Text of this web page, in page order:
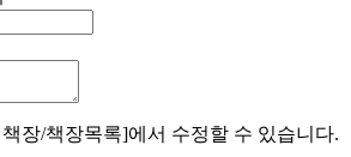
장/책장목록]에서 수정할 수 있습니다.